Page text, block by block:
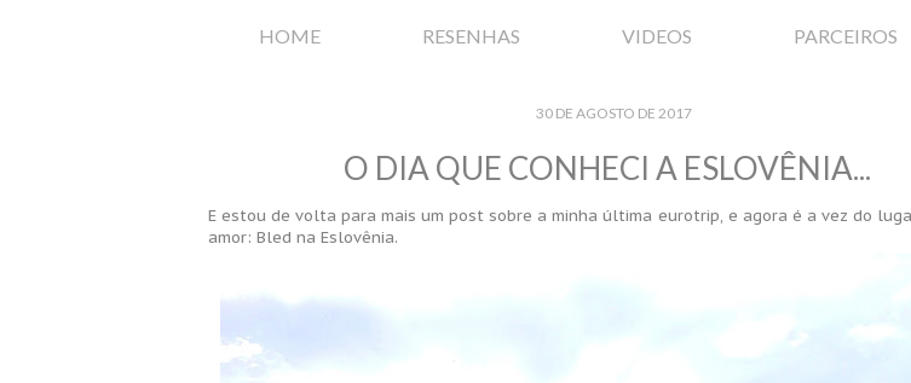
HOME RESENHAS VIDEOS PARCEIROS
30 DE AGOSTO DE 2017
O DIA QUE CONHECI A ESLOVÊNIA...
E estou de volta para mais um post sobre a minha última eurotrip, e agora é a vez do
amor: Bled na Eslovênia.